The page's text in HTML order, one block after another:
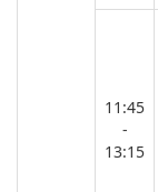
11:45
-
13:15